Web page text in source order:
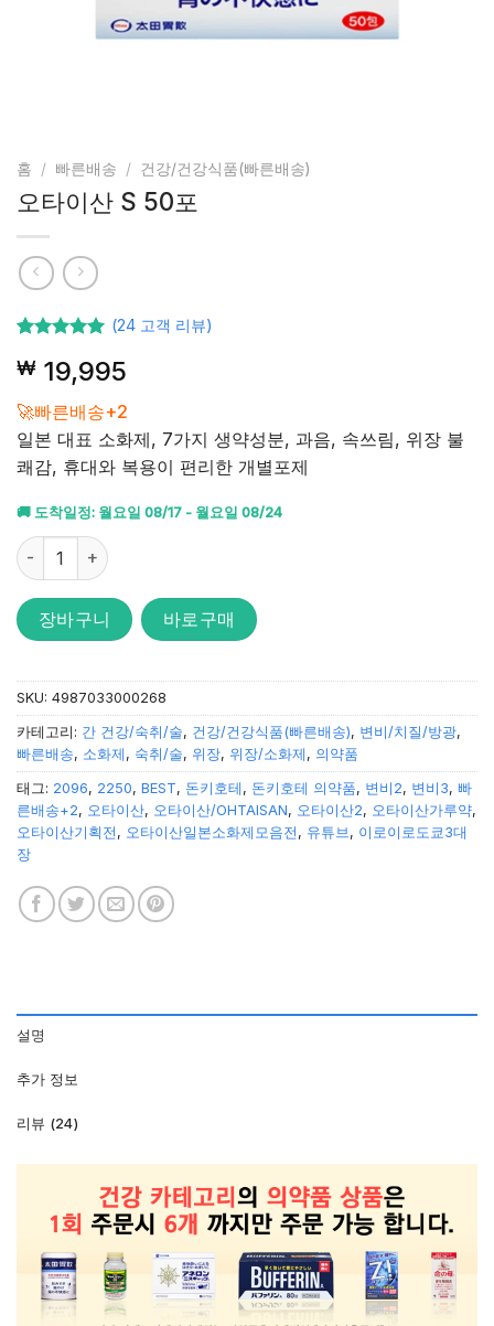
홈 / 빠른배송 / 건강/건강식품(빠른배송)
오타이산 S 50포
기준으로
4.92점을
받았습니
다.
(24고객 리뷰)
₩ 19,995
🚀빠른배송+2
일본 대표 소화제, 7가지 생약성분, 과음, 속쓰림, 위장 불
쾌감, 휴대와 복용이 편리한 개별포제
🚚 도착일정: 월요일 08/17 - 월요일 08/24
오타이산 S 50포 수량
장바구니 바로구매
SKU: 4987033000268
카테고리: 간 건강/숙취/술, 건강/건강식품(빠른배송), 변비/치질/방광,
빠른배송, 소화제 , 숙취/술, 위장, 위장/소화제 , 의약품
태그: 2096, 2250, BEST, 돈키호테 , 돈키호테 의약품, 변비2, 변비3, 빠
른배송+2, 오타이산, 오타이산/OHTAISAN, 오타이산2, 오타이산가루약,
오타이산기획전 , 오타이산일본소화제모음전 , 유튜브, 이로이로도쿄3대
장
설명
추가 정보
리뷰 (24)